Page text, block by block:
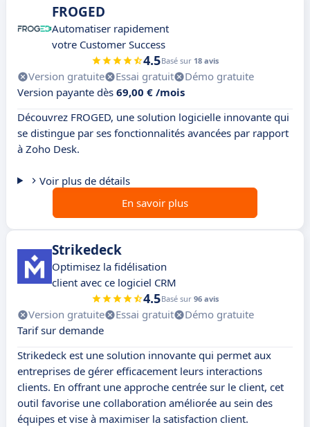
FROGED
Automatiser rapidement
votre Customer Success
4.5Basé sur 18 avis
Version gratuite Essai gratuit
Démo gratuite
Version payante dès 69,00 € /mois
Découvrez FROGED, une solution logicielle innovante qui
se distingue par ses fonctionnalités avancées par rapport
à Zoho Desk.
Voir plus de détails
En savoir plus
Strikedeck
Optimisez la fidélisation
client avec ce logiciel CRM
4.5Basé sur 96 avis
Version gratuite Essai gratuit
Démo gratuite
Tarif sur demande
Strikedeck est une solution innovante qui permet aux
entreprises de gérer efficacement leurs interactions
clients. En offrant une approche centrée sur le client, cet
outil favorise une collaboration améliorée au sein des
équipes et vise à maximiser la satisfaction client.